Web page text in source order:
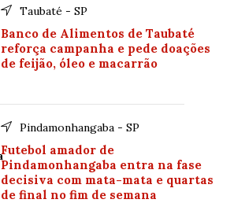
Taubaté - SP
Banco de Alimentos de Taubaté
reforça campanha e pede doações
de feijão, óleo e macarrão
Pindamonhangaba - SP
Futebol amador de
Pindamonhangaba entra na fase
decisiva com mata-mata e quartas
de final no fim de semana